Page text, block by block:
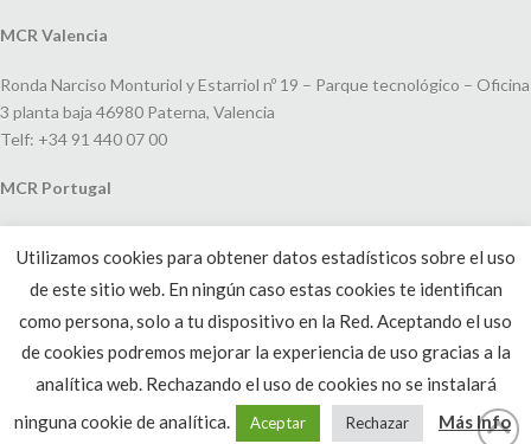
MCR Valencia
Ronda Narciso Monturiol y Estarriol nº 19 – Parque tecnológico – Oficina
3 planta baja 46980 Paterna, Valencia
Telf: +34 91 440 07 00
MCR Portugal
João V, 24
1250-091 Lisboa, Portugal
Telf: +351 220 993 033
Utilizamos cookies para obtener datos estadísticos sobre el uso
de este sitio web. En ningún caso estas cookies te identifican
como persona, solo a tu dispositivo en la Red. Aceptando el uso
de cookies podremos mejorar la experiencia de uso gracias a la
analítica web. Rechazando el uso de cookies no se instalará
ninguna cookie de analítica.
Aceptar Rechazar Más Info